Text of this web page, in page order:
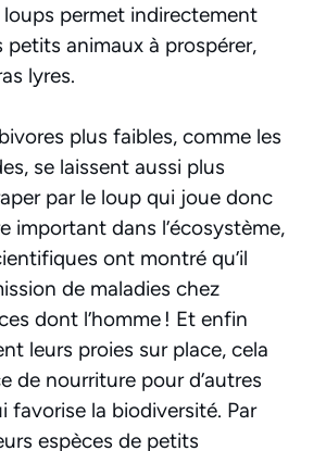
permet indirectement
petits animaux à prospérer,
lyres.
plus faibles, comme les
se laissent aussi plus
par le loup qui joue donc
important dans l’écosystème,
ont montré qu’il
de maladies chez
dont l’homme ! Et enfin
leurs proies sur place, cela
de nourriture pour d’autres
favorise la biodiversité. Par
espèces de petits